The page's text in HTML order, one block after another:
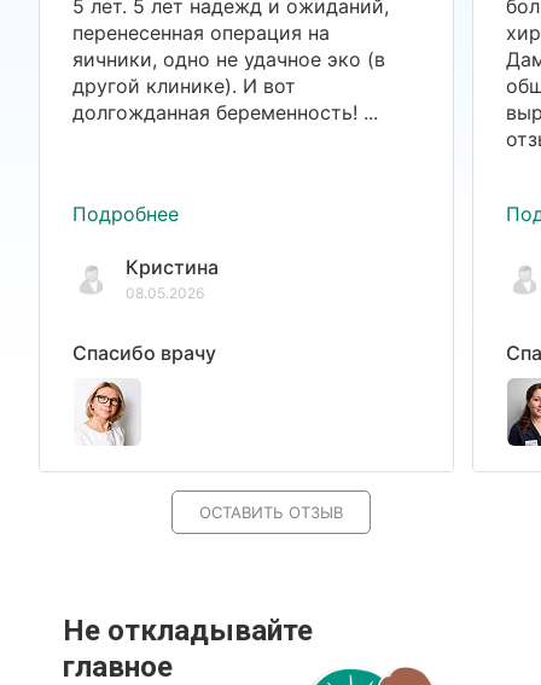
5 лет. 5 лет надежд и ожиданий,
перенесенная операция на
яичники, одно не удачное эко (в
другой клинике). И вот
долгожданная беременность! ...
Подробнее
Кристина
08.05.2026
Спасибо врачу
ОСТАВИТЬ ОТЗЫВ
Не откладывайте
главное